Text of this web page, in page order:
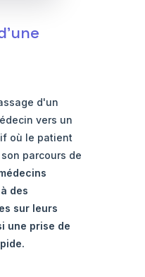
d'un
vers un
où le patient
parcours de
des
sur leurs
une prise de